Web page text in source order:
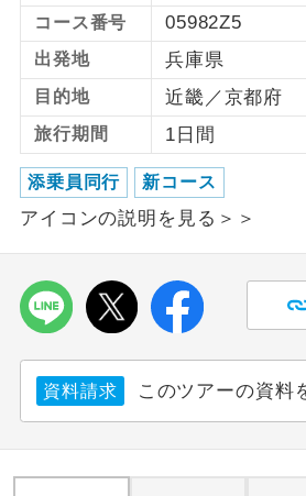
コース番号 05982Z5
出発地 兵庫県
目的地 近畿／京都府
旅行期間 1日間
添乗員同行 新コース
アイコンの説明を見る＞＞
資料請求 このツアーの資料
女性限定
女性限定でご参
す。
年齢制限あり
ご参加にあたり
です。
航空会社指定
利用航空会社が
画にとても便利で
ホテル指定
ご紹介するホテ
おひとり様バ
ス2席利用
おひとり様でバ
す。